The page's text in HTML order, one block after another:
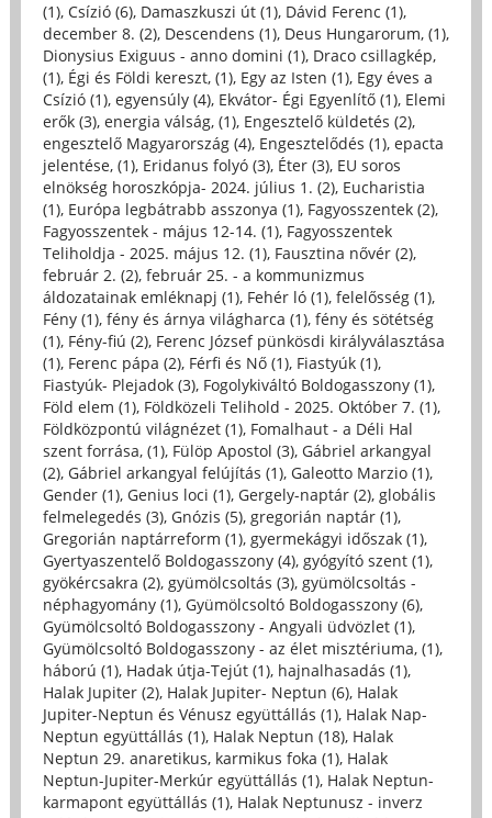
(1), Csízió (6), Damaszkuszi út (1), Dávid Ferenc (1),
december 8. (2), Descendens (1), Deus Hungarorum, (1),
Dionysius Exiguus - anno domini (1), Draco csillagkép,
(1), Égi és Földi kereszt, (1), Egy az Isten (1), Egy éves a
Csízió (1), egyensúly (4), Ekvátor- Égi Egyenlítő (1), Elemi
erők (3), energia válság, (1), Engesztelő küldetés (2),
engesztelő Magyarország (4), Engesztelődés (1), epacta
jelentése, (1), Eridanus folyó (3), Éter (3), EU soros
elnökség horoszkópja- 2024. július 1. (2), Eucharistia
(1), Európa legbátrabb asszonya (1), Fagyosszentek (2),
Fagyosszentek - május 12-14. (1), Fagyosszentek
Teliholdja - 2025. május 12. (1), Fausztina nővér (2),
február 2. (2), február 25. - a kommunizmus
áldozatainak emléknapj (1), Fehér ló (1), felelősség (1),
Fény (1), fény és árnya világharca (1), fény és sötétség
(1), Fény-fiú (2), Ferenc József pünkösdi királyválasztása
(1), Ferenc pápa (2), Férfi és Nő (1), Fiastyúk (1),
Fiastyúk- Plejadok (3), Fogolykiváltó Boldogasszony (1),
Föld elem (1), Földközeli Telihold - 2025. Október 7. (1),
Földközpontú világnézet (1), Fomalhaut - a Déli Hal
szent forrása, (1), Fülöp Apostol (3), Gábriel arkangyal
(2), Gábriel arkangyal felújítás (1), Galeotto Marzio (1),
Gender (1), Genius loci (1), Gergely-naptár (2), globális
felmelegedés (3), Gnózis (5), gregorián naptár (1),
Gregorián naptárreform (1), gyermekágyi időszak (1),
Gyertyaszentelő Boldogasszony (4), gyógyító szent (1),
gyökércsakra (2), gyümölcsoltás (3), gyümölcsoltás -
néphagyomány (1), Gyümölcsoltó Boldogasszony (6),
Gyümölcsoltó Boldogasszony - Angyali üdvözlet (1),
Gyümölcsoltó Boldogasszony - az élet misztériuma, (1),
háború (1), Hadak útja-Tejút (1), hajnalhasadás (1),
Halak Jupiter (2), Halak Jupiter- Neptun (6), Halak
Jupiter-Neptun és Vénusz együttállás (1), Halak Nap-
Neptun együttállás (1), Halak Neptun (18), Halak
Neptun 29. anaretikus, karmikus foka (1), Halak
Neptun-Jupiter-Merkúr együttállás (1), Halak Neptun-
karmapont együttállás (1), Halak Neptunusz - inverz